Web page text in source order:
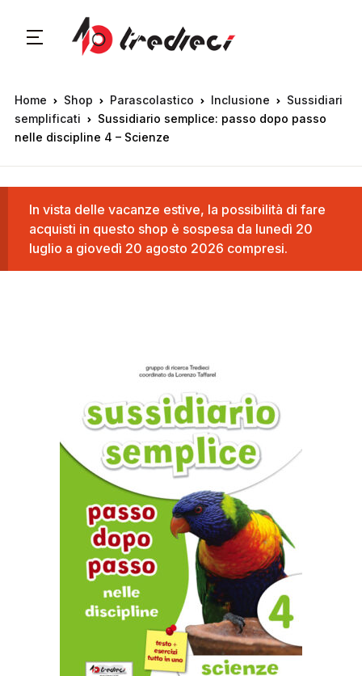
Home Shop Parascolastico Inclusione
Sussidiari
semplificati
Sussidiario semplice: passo dopo passo
nelle discipline 4 – Scienze
In vista delle vacanze estive, la possibilità di fare
acquisti in questo shop è sospesa da lunedì 20
luglio a giovedì 20 agosto 2026 compresi.